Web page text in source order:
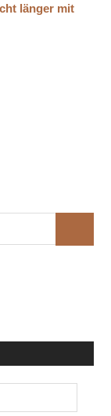
länger mit